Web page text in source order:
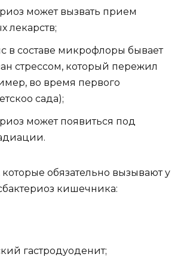
может вызвать прием
лекарств;
в составе микрофлоры бывает
стрессом, который пережил
во время первого
сада);
может появиться под
которые обязательно вызывают у
кишечника:
гастродуоденит;